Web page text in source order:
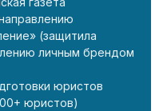
(защитила
личным брендом
юристов
юристов)